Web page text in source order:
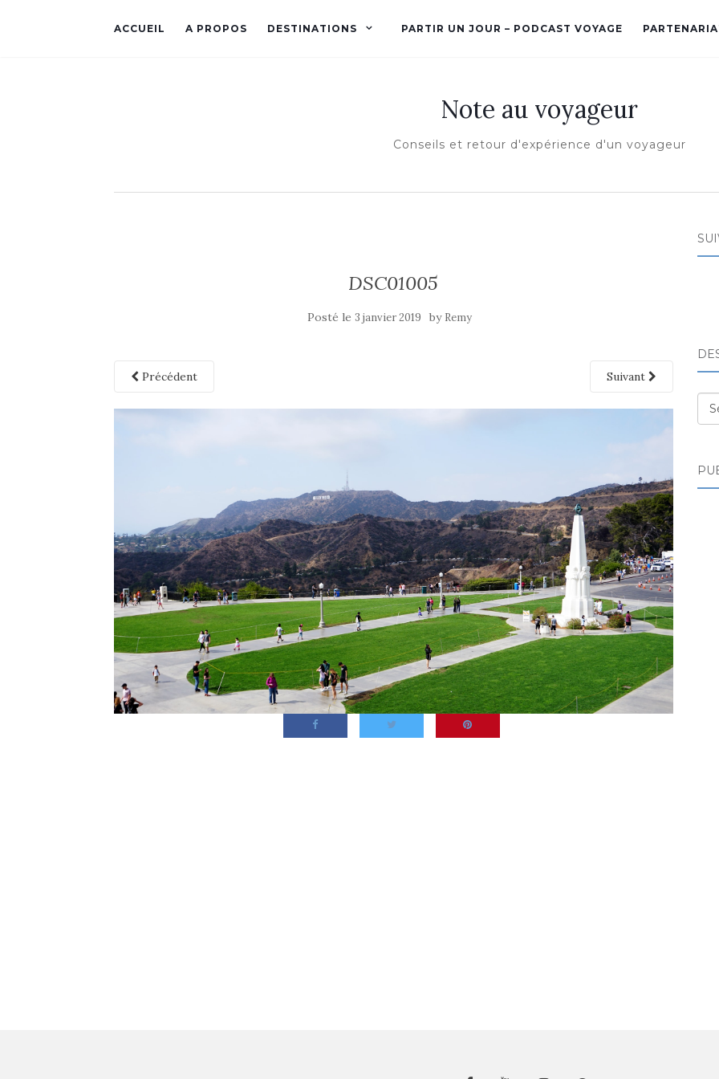
ACCUEIL A PROPOS DESTINATIONS PARTIR UN JOUR – PODCAST VOYAGE
Note au voyageur
Conseils et retour d'expérience d'un voyageur
DSC01005
Posté le 3 janvier 2019 by Remy
Précédent Suivant